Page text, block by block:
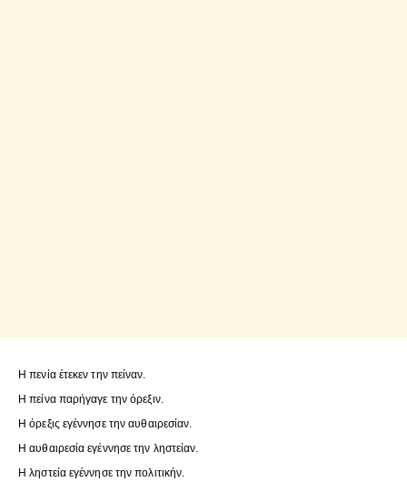
Η πενία έτεκεν την πείναν.
Η πείνα παρήγαγε την όρεξιν.
Η όρεξις εγέννησε την αυθαιρεσίαν.
Η αυθαιρεσία εγέννησε την ληστείαν.
Η ληστεία εγέννησε την πολιτικήν.